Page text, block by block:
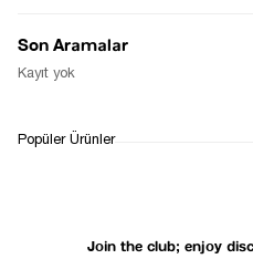
RETURN AND EXCHANGE
Join the club; enjoy
Son Aramalar
Kayıt yok
Popüler Ürünler